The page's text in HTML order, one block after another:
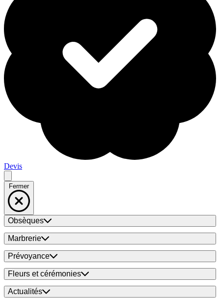
Devis
Fermer
Obsèques
Marbrerie
Prévoyance
Fleurs et cérémonies
Actualités